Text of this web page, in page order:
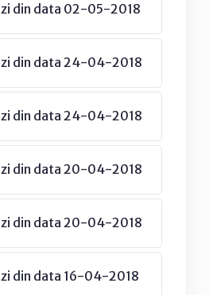
zi din data 02-05-2018
zi din data 24-04-2018
zi din data 24-04-2018
zi din data 20-04-2018
zi din data 20-04-2018
din data 16-04-2018